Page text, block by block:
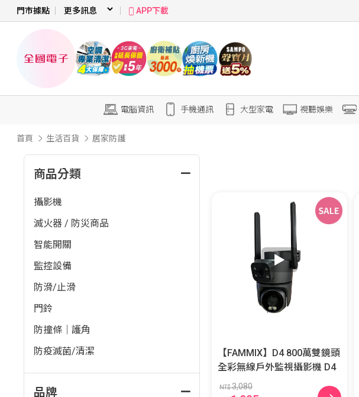
門市據點 APP下載
電腦資訊 手機通訊 大型家電 視聽娛樂
首頁 生活百貨 居家防護
商品分類
攝影機
滅火器 / 防災商品
智能開關
監控設備
防滑/止滑
門鈴
防撞條｜護角
防疫滅菌/清潔
品牌
【FAMMIX】D4 800萬雙鏡頭
全彩無線戶外監視攝影機 D4
NT$3,080